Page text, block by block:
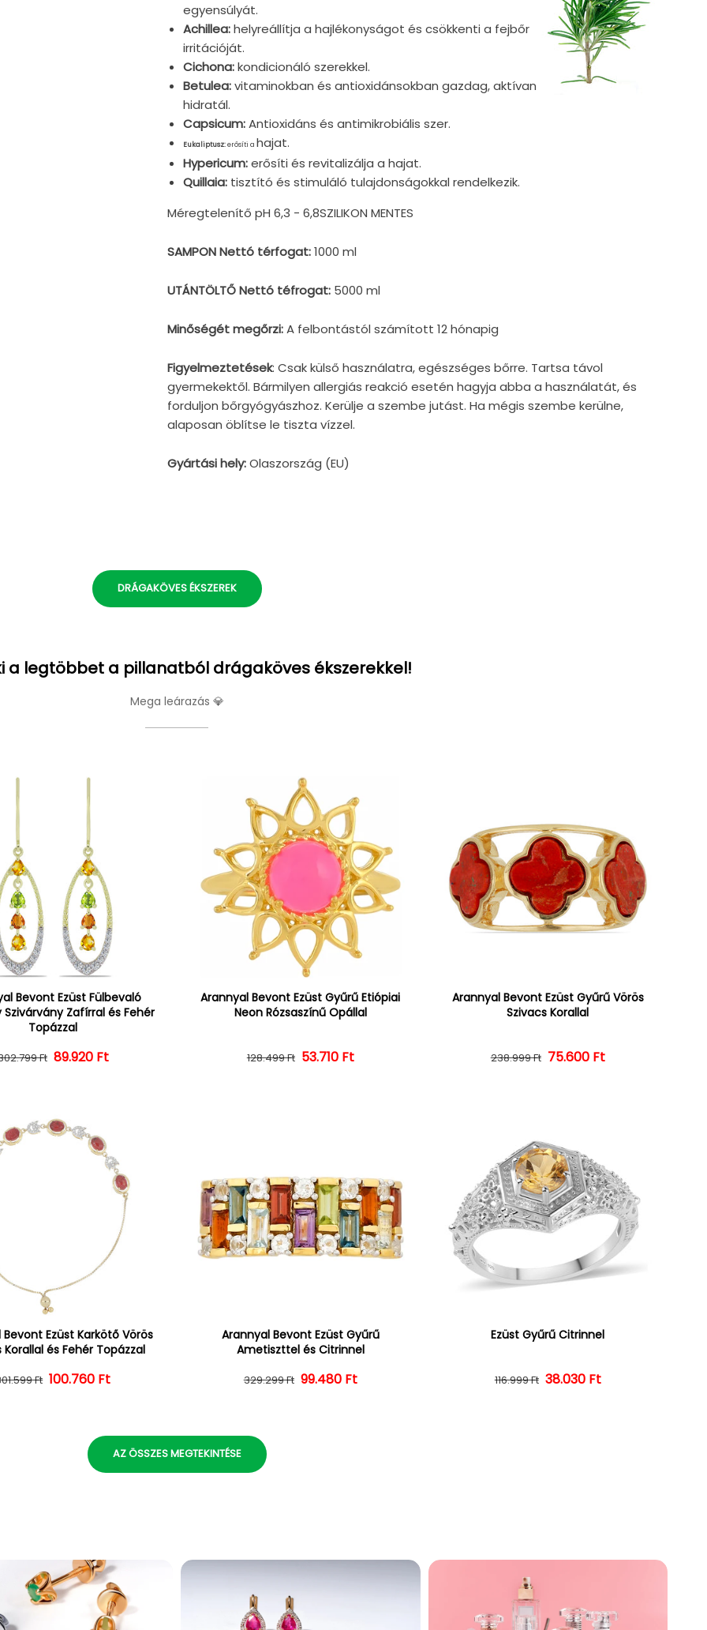
egyensúlyát.
Achillea:helyreállítja a hajlékonyságot és csökkenti a fejbőr
irritációját.
Cichona:kondicionáló szerekkel.
Betulea:vitaminokban és antioxidánsokban gazdag, aktívan
hidratál.
Capsicum:Antioxidáns és antimikrobiális szer.
Eukaliptusz:erősíti a hajat.
Hypericum:erősíti és revitalizálja a hajat.
Quillaia:tisztító és stimuláló tulajdonságokkal rendelkezik.
Méregtelenítő pH 6,3 - 6,8SZILIKON MENTES
SAMPON Nettó térfogat:1000 ml
UTÁNTÖLTŐ Nettó téfrogat: 5000 ml
Minőségét megőrzi:A felbontástól számított 12 hónapig
Figyelmeztetések: Csak külső használatra, egészséges bőrre. Tartsa távol
gyermekektől. Bármilyen allergiás reakció esetén hagyja abba a használatát, és
forduljon bőrgyógyászhoz. Kerülje a szembe jutást. Ha mégis szembe kerülne,
alaposan öblítse le tiszta vízzel.
Gyártási hely:Olaszország (EU)
DRÁGAKÖVES ÉKSZEREK
a legtöbbet a pillanatból drágaköves ékszerekkel!
Mega leárazás 💎
Bevont Ezüst Fülbevaló
Szivárvány Zafírral és Fehér
Topázzal
Normál ár
Ft Kedvezményes ár
89.920 Ft
Arannyal Bevont Ezüst Gyűrű Etiópiai
Neon Rózsaszínű Opállal
Normál ár
128.499 Ft Kedvezményes ár
53.710 Ft
Arannyal Bevont Ezüst Gyűrű Vörös
Szivacs Korallal
Normál ár
238.999 Ft Kedvezményes ár
75.600 Ft
Ezüst Karkötő Vörös
Korallal és Fehér Topázzal
Normál ár
Ft Kedvezményes ár
100.760 Ft
Arannyal Bevont Ezüst Gyűrű
Ametiszttel és Citrinnel
Normál ár
329.299 Ft Kedvezményes ár
99.480 Ft
Ezüst Gyűrű Citrinnel
Normál ár
116.999 Ft Kedvezményes ár
38.030 Ft
AZ ÖSSZES MEGTEKINTÉSE